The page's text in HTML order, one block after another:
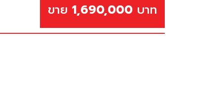
ขาย 1,690,000 บาท